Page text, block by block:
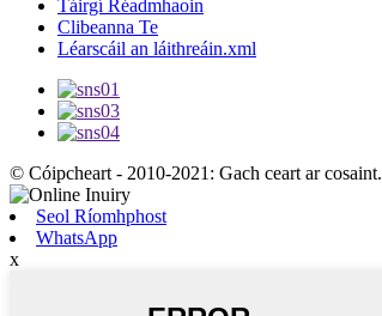
Táirgí Réadmhaoin
Clibeanna Te
Léarscáil an láithreáin.xml
© Cóipcheart - 2010-2021: Gach ceart ar cosaint.
Seol Ríomhphost
WhatsApp
x